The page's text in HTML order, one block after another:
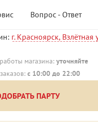
Вопрос - Ответ
г. Красноярск, Взлётная
магазина: уточняйте
с 10:00 до 22:00
ПАРТУ